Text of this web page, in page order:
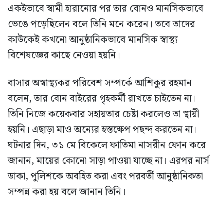
একইভাবে স্বামী হারানোর পর তার বোনও মানসিকভাবে
ভেঙে পড়েছিলেন বলে তিনি মনে করেন। তবে তাদের
কাউকেই কখনো আনুষ্ঠানিকভাবে মানসিক স্বাস্থ্য
বিশেষজ্ঞের কাছে নেওয়া হয়নি।
বাসার অস্বাস্থ্যকর পরিবেশ সম্পর্কে আশিকুর রহমান
বলেন, তার বোন বাইরের গৃহকর্মী রাখতে চাইতেন না।
তিনি নিজে কয়েকবার সহায়তার চেষ্টা করলেও তা স্থায়ী
হয়নি। এছাড়া মাও অন্যের হস্তক্ষেপ পছন্দ করতেন না।
ঘটনার দিন, ৩১ মে বিকেলে ফাতিমা নাসরীন ফোন করে
জানান, মায়ের কোনো সাড়া পাওয়া যাচ্ছে না। এরপর নার্স
ডাকা, পুলিশকে অবহিত করা এবং পরবর্তী আনুষ্ঠানিকতা
সম্পন্ন করা হয় বলে জানান তিনি।